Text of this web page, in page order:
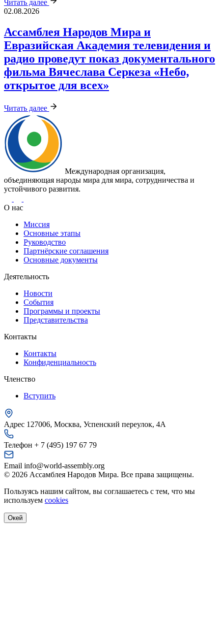
Читать далее
02.08.2026
Ассамблея Народов Мира и
Евразийская Академия телевидения и
радио проведут показ документального
фильма Вячеслава Серкеза «Небо,
открытое для всех»
Читать далее
Международная организация,
объединяющая народы мира для мира, сотрудничества и
устойчивого развития.
О нас
Миссия
Основные этапы
Руководство
Партнёрские соглашения
Основные документы
Деятельность
Новости
События
Программы и проекты
Представительства
Контакты
Контакты
Конфиденциальность
Членство
Вступить
Адрес 127006, Москва, Успенский переулок, 4А
Телефон + 7 (495) 197 67 79
Email info@world-assembly.org
© 2026 Ассамблея Народов Мира. Все права защищены.
Пользуясь нашим сайтом, вы соглашаетесь с тем, что мы
используем cookies
Окей